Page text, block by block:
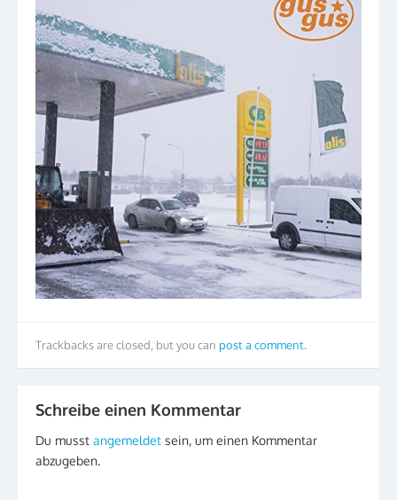
Trackbacks are closed, but you can post a comment.
Schreibe einen Kommentar
Du musst angemeldet sein, um einen Kommentar
abzugeben.